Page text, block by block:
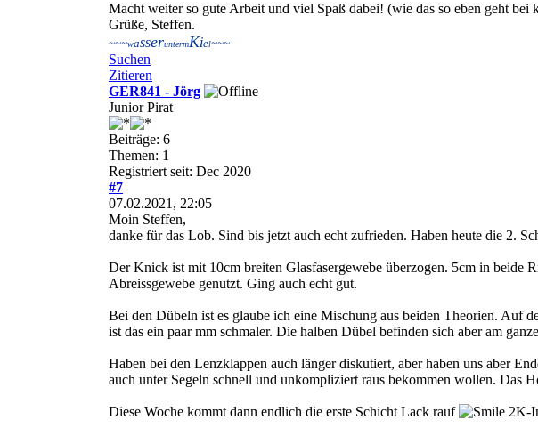
Macht weiter so gute Arbeit und viel Spaß dabei! (wie das so eben geht bei
Grüße, Steffen.
~~~wasseruntermKiel~~~
Suchen
Zitieren
GER841 - Jörg
Junior Pirat
Beiträge: 6
Themen: 1
Registriert seit: Dec 2020
#7
07.02.2021, 22:05
Moin Steffen,
danke für das Lob. Sind bis jetzt auch echt zufrieden. Haben heute die 2.
Der Knick ist mit 10cm breiten Glasfasergewebe überzogen. 5cm in beide
Abreissgewebe genutzt. Ging auch echt gut.
Bei den Dübeln ist es glaube ich eine Mischung aus beiden Theorien. Auf
ist das ein paar mm schmaler. Die halben Dübel befinden sich aber am
Haben bei den Lenzklappen auch länger diskutiert, aber haben uns aber
auch unter Segeln schnell und unkompliziert raus bekommen wollen. Das
Diese Woche kommt dann endlich die erste Schicht Lack rauf 2K-